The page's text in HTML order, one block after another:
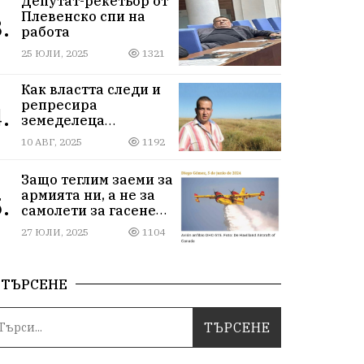
Плевенско спи на
работа
25 ЮЛИ, 2025 1321
Как властта следи и
репресира
земеделеца
Илчовски
10 АВГ, 2025 1192
Защо теглим заеми за
армията ни, а не за
самолети за гасене
на пожари
27 ЮЛИ, 2025 1104
ТЪРСЕНЕ